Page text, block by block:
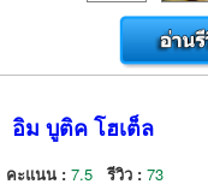
อิม บูติค โฮเต็ล
คะแนน : 7.5 รีวิว : 73